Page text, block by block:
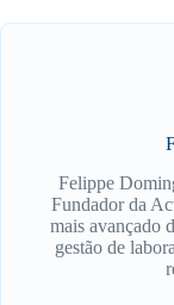
Felippe
Fundador da
mais avançado
gestão de